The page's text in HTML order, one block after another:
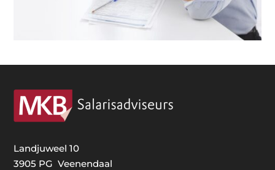
Landjuweel 10
3905 PG Veenendaal